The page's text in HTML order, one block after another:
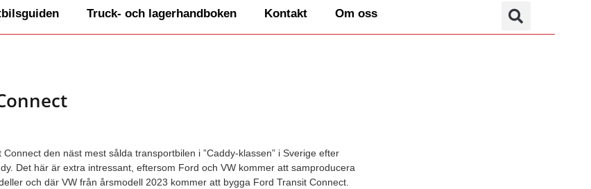
Truck- och lagerhandboken Kontakt Om oss
den näst mest sålda transportbilen i ”Caddy-klassen” i Sverige efter
Det här är extra intressant, eftersom Ford och VW kommer att samproducera
och där VW från årsmodell 2023 kommer att bygga Ford Transit Connect.